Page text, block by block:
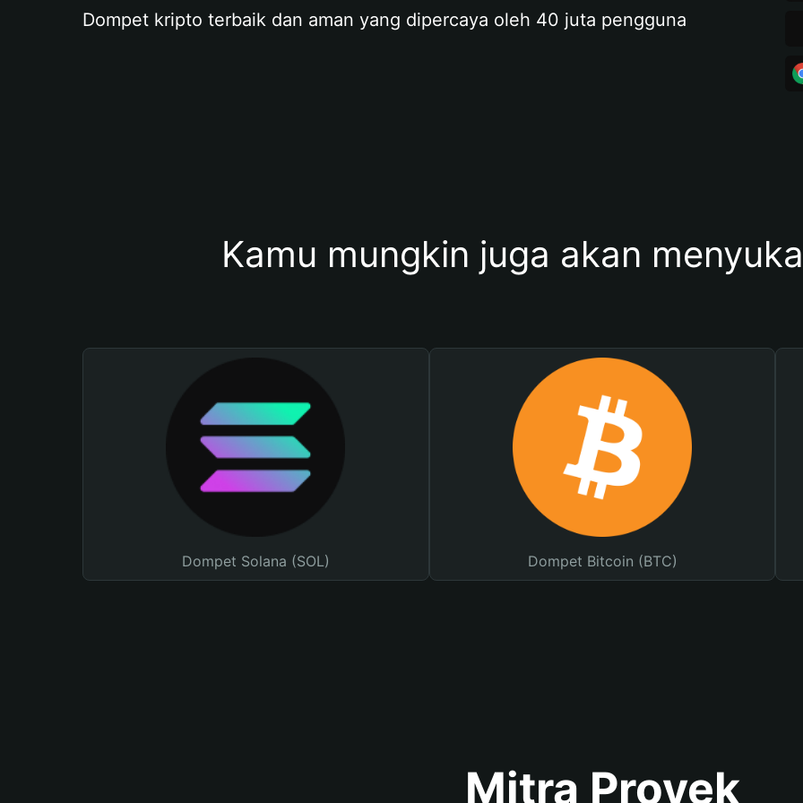
Dompet kripto terbaik dan aman yang dipercaya oleh 40 juta pengguna
Kamu mungkin juga akan
Dompet Solana (SOL) Dompet Bitcoin (BTC)
Mitra Proyek